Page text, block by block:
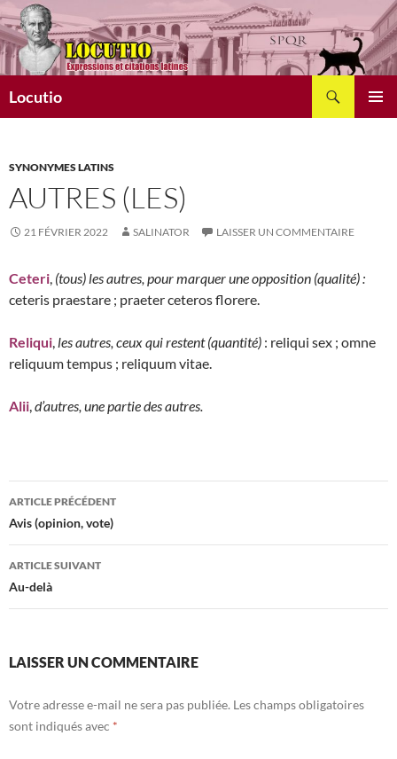
Aller
au
contenu
Locutio
SYNONYMES LATINS
AUTRES (LES)
21 FÉVRIER 2022 SALINATOR LAISSER UN COMMENTAIRE
Ceteri, (tous) les autres, pour marquer une opposition (qualité) :
ceteris praestare ; praeter ceteros florere.
Reliqui, les autres, ceux qui restent (quantité) : reliqui sex ; omne
reliquum tempus ; reliquum vitae.
Alii,d’autres, une partie des autres.
Navigation
des
articles
ARTICLE PRÉCÉDENT
Avis (opinion, vote)
ARTICLE SUIVANT
Au-delà
LAISSER UN COMMENTAIRE
Votre adresse e-mail ne sera pas publiée. Les champs obligatoires
sont indiqués avec *